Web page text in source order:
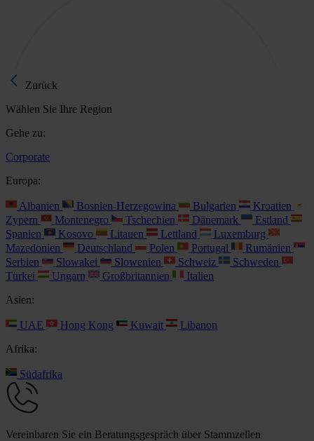
Zurück
Wählen Sie Ihre Region
Gehe zu:
Corporate
Europa:
Albanien Bosnien-Herzegowina Bulgarien
Kroatien
Zypern
Montenegro Tschechien Dänemark
Estland
Spanien
Kosovo Litauen Lettland
Luxemburg
Mazedonien
Deutschland Polen Portugal
Rumänien
Serbien
Slowakei Slowenien Schweiz
Schweden
Türkei
Ungarn Großbritannien
Italien
Asien:
UAE Hong Kong Kuwait
Libanon
Afrika:
Südafrika
Vereinbaren Sie ein Beratungsgespräch über Stammzellen